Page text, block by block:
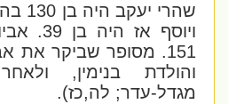
שהרי
ויוסף אז
151. מסופר שביקר את
והולדת בנימין,
מגדל-עדר; לה,כז).